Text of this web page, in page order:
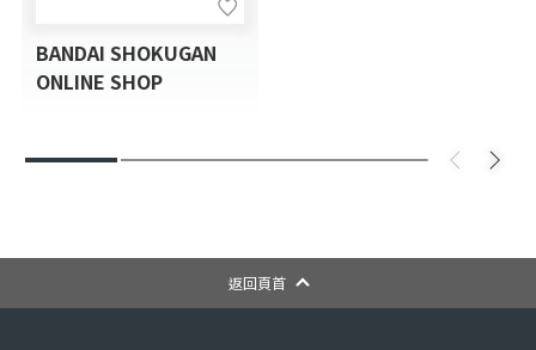
BANDAI SHOKUGAN
ONLINE SHOP
返回頁首